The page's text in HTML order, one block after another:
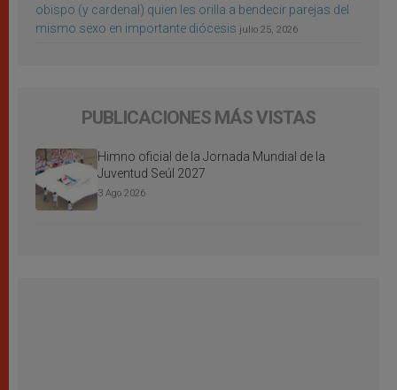
obispo (y cardenal) quien les orilla a bendecir parejas del
mismo sexo en importante diócesis julio 25, 2026
PUBLICACIONES MÁS VISTAS
Himno oficial de la Jornada Mundial de la
Juventud Seúl 2027
3 Ago 2026